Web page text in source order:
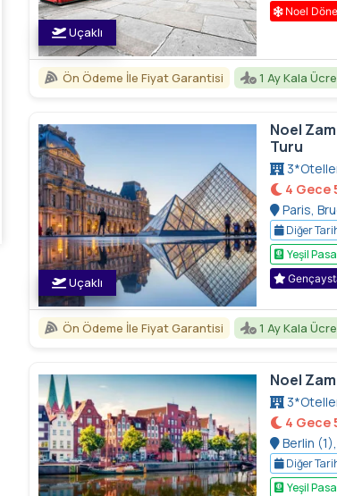
Uçaklı
Noel
Ön Ödeme İle Fiyat Garantisi 1 Ay Kala
Uçaklı
Noel
Turu
4 Gece
Paris,
Diğer
Yeşil
Ön Ödeme İle Fiyat Garantisi 1 Ay Kala
Noel
4 Gece
Berlin
(1),Diğer
Yeşil